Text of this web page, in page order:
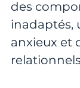
des
inadaptés,
anxieux et